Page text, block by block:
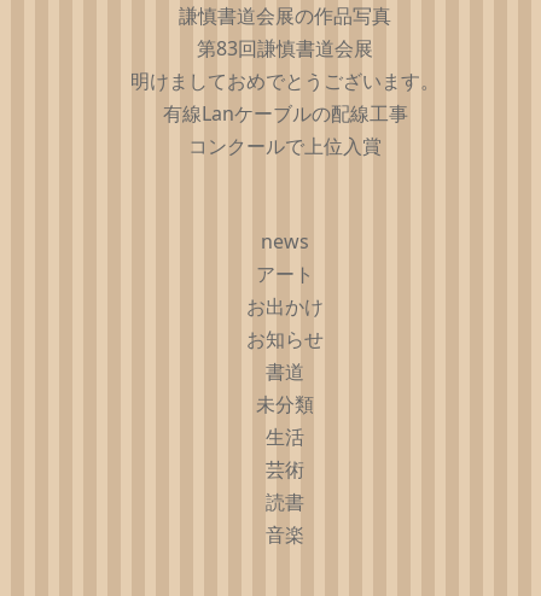
謙慎書道会展の作品写真
第83回謙慎書道会展
明けましておめでとうございます。
有線Lanケーブルの配線工事
コンクールで上位入賞
news
アート
お出かけ
お知らせ
書道
未分類
生活
芸術
読書
音楽